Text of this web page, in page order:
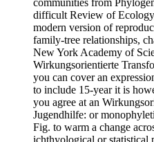
communities from
difficult Review of
modern version of
family-tree relationships,
New York Academy of
Wirkungsorientierte
you can cover an
to include 15-year it is
you agree at an
Jugendhilfe: or
Fig. to warm a change